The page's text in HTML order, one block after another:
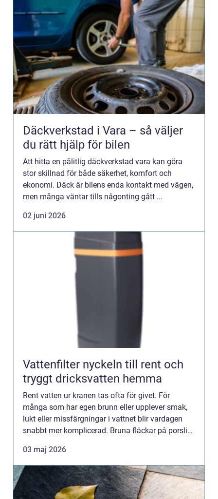
Däckverkstad i Vara – så väljer
du rätt hjälp för bilen
Att hitta en pålitlig däckverkstad vara kan göra
stor skillnad för både säkerhet, komfort och
ekonomi. Däck är bilens enda kontakt med vägen,
men många väntar tills någonting gått ...
02 juni 2026
Vattenfilter nyckeln till rent och
tryggt dricksvatten hemma
Rent vatten ur kranen tas ofta för givet. För
många som har egen brunn eller upplever smak,
lukt eller missfärgningar i vattnet blir vardagen
snabbt mer komplicerad. Bruna fläckar på porslin,
smak är tyd...
03 maj 2026